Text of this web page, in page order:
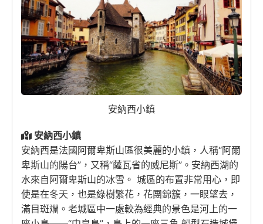
安納西小鎮
安納西小鎮
安納西是法國阿爾卑斯山區很美麗的小鎮，人稱“阿爾
卑斯山的陽台”，又稱“薩瓦省的威尼斯”。安納西湖的
水來自阿爾卑斯山的冰雪。 城區的布置非常用心，即
使是在冬天，也是綠樹繁花，花團錦簇，一眼望去，
滿目斑斕。老城區中一處較為經典的景色是河上的一